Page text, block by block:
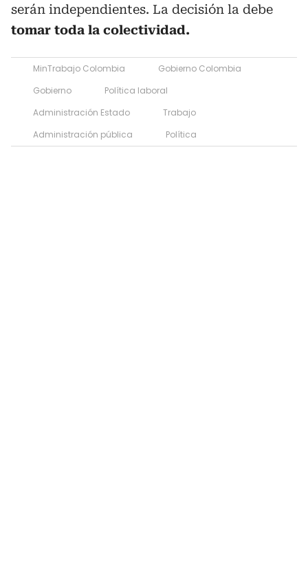
serán independientes. La decisión la debe
tomar toda la colectividad.
MinTrabajo Colombia
Gobierno Colombia
Gobierno
Política laboral
Administración Estado
Trabajo
Administración pública
Política